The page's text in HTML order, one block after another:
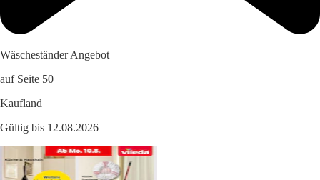
Wäscheständer Angebot
auf Seite 50
Kaufland
Gültig bis 12.08.2026